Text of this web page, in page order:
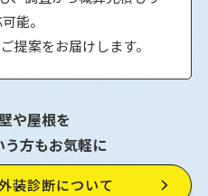
能。
提案をお届けします。
や屋根を
方もお気軽に
装診断について